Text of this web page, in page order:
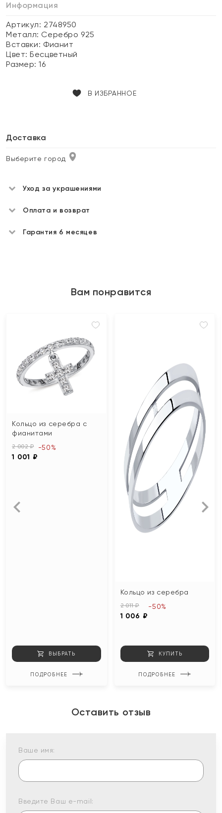
Информация
Артикул: 2748950
Металл: Серебро 925
Вставки: Фианит
Цвет:Бесцветный
Размер:16
В ИЗБРАННОЕ
Доставка
Выберите город
Уход за украшениями
Оплата и возврат
Гарантия 6 месяцев
Вам понравится
Кольцо из серебра с
фианитами
2 002 ₽
1 001 ₽
-50%
ВЫБРАТЬ
ПОДРОБНЕЕ
Кольцо из серебра
2 011 ₽
1 006 ₽
-50%
КУПИТЬ
ПОДРОБНЕЕ
Оставить отзыв
Ваше имя:
Введите Ваш e-mail: